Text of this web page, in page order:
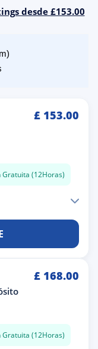
desde £153.00
£ 153.00
Gratuita (12Horas)
£ 168.00
Gratuita (12Horas)